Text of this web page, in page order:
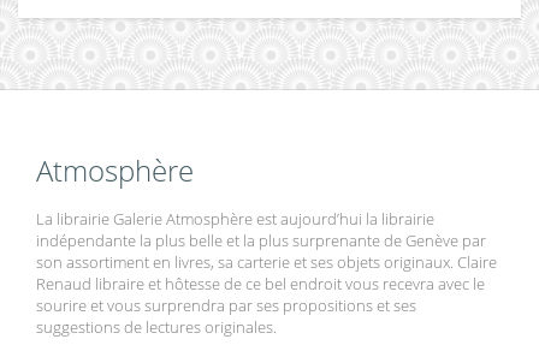
Atmosphère
La librairie Galerie Atmosphère est aujourd’hui la librairie
indépendante la plus belle et la plus surprenante de Genève par
son assortiment en livres, sa carterie et ses objets originaux. Claire
Renaud libraire et hôtesse de ce bel endroit vous recevra avec le
sourire et vous surprendra par ses propositions et ses
suggestions de lectures originales.